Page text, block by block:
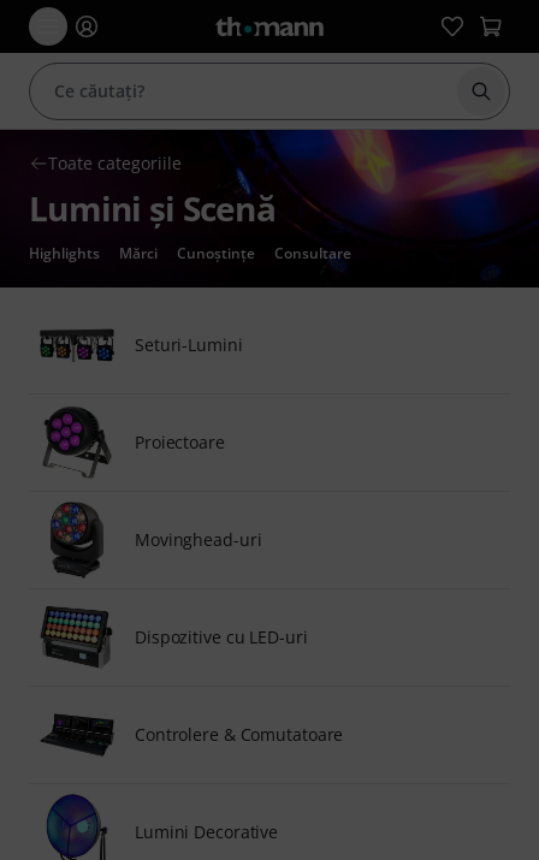
Toate categoriile
Lumini şi Scenă
Highlights Mărci Cunoștințe Consultare
Seturi-Lumini
Proiectoare
Movinghead-uri
Dispozitive cu LED-uri
Controlere & Comutatoare
Lumini Decorative